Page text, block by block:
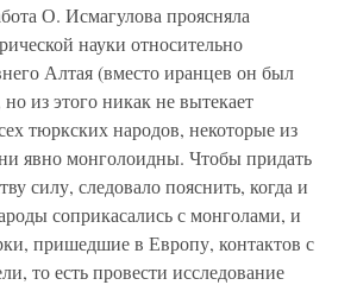
О. Исмагулова проясняла
науки относительно
Алтая (вместо иранцев он был
из этого никак не вытекает
тюркских народов, некоторые из
явно монголоидны. Чтобы придать
силу, следовало пояснить, когда и
соприкасались с монголами, и
пришедшие в Европу, контактов с
то есть провести исследование